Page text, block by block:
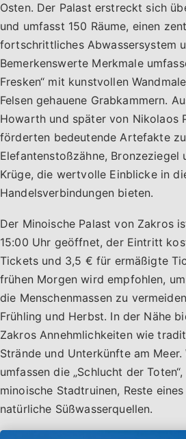
Osten. Der Palast erstreckt sich
und umfasst 150 Räume, einen
fortschrittliches Abwassersystem
Bemerkenswerte Merkmale
Fresken“ mit kunstvollen
Felsen gehauene Grabkammern.
Howarth und später von Nikolaos
förderten bedeutende Artefakte
Elefantenstoßzähne, Bronzeziegel
Krüge, die wertvolle Einblicke in
Handelsverbindungen bieten.
Der Minoische Palast von Zakros
15:00 Uhr geöffnet, der Eintritt
Tickets und 3,5 € für ermäßigte
frühen Morgen wird empfohlen,
die Menschenmassen zu
Frühling und Herbst. In der Nähe
Zakros Annehmlichkeiten wie
Strände und Unterkünfte am
umfassen die „Schlucht der
minoische Stadtruinen, Reste
natürliche Süßwasserquellen.